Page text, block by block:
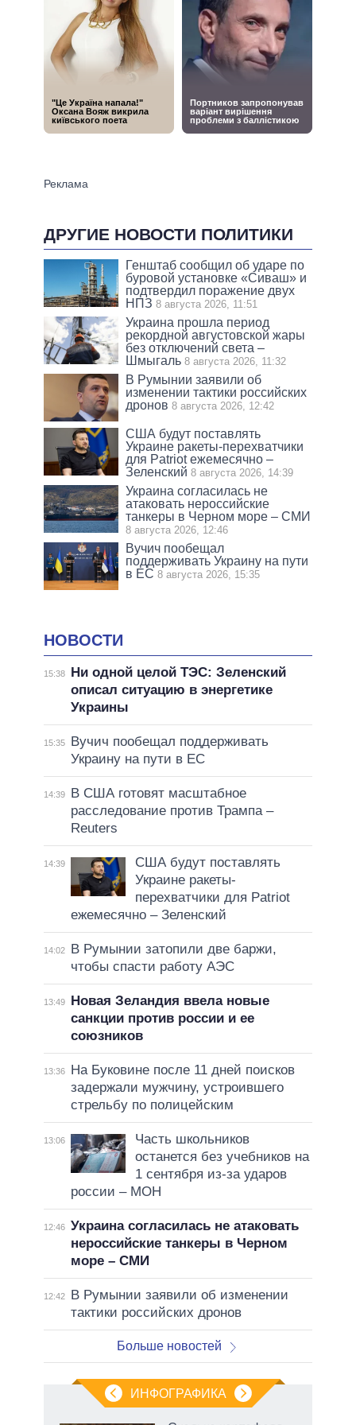
ДРУГИЕ НОВОСТИ ПОЛИТИКИ
Генштаб сообщил об ударе по
буровой установке «Сиваш» и
подтвердил поражение двух
НПЗ 8 августа 2026, 11:51
Украина прошла период
рекордной августовской жары
без отключений света –
Шмыгаль 8 августа 2026, 11:32
В Румынии заявили об
изменении тактики российских
дронов 8 августа 2026, 12:42
США будут поставлять
Украине ракеты-перехватчики
для Patriot ежемесячно –
Зеленский 8 августа 2026, 14:39
Украина согласилась не
атаковать нероссийские
танкеры в Черном море – СМИ
8 августа 2026, 12:46
Вучич пообещал
поддерживать Украину на пути
в ЕС 8 августа 2026, 15:35
НОВОСТИ
15:38
Ни одной целой ТЭС: Зеленский
описал ситуацию в энергетике
Украины
15:35
Вучич пообещал поддерживать
Украину на пути в ЕС
14:39
В США готовят масштабное
расследование против Трампа –
Reuters
14:39
США будут поставлять
Украине ракеты-
перехватчики для Patriot
ежемесячно – Зеленский
14:02
В Румынии затопили две баржи,
чтобы спасти работу АЭС
13:49
Новая Зеландия ввела новые
санкции против россии и ее
союзников
13:36
На Буковине после 11 дней поисков
задержали мужчину, устроившего
стрельбу по полицейским
13:06
Часть школьников
останется без учебников на
1 сентября из-за ударов
россии – МОН
12:46 Украина согласилась не атаковать
нероссийские танкеры в Черном
море – СМИ
12:42
В Румынии заявили об изменении
тактики российских дронов
Больше новостей
ИНФОГРАФИКА